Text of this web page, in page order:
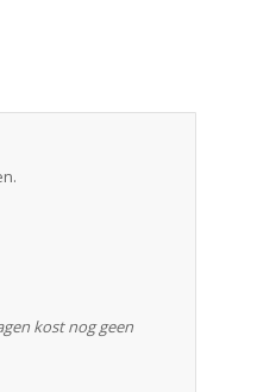
kost nog geen